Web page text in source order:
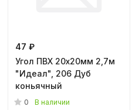
47 ₽
Угол ПВХ 20х20мм 2,7м
"Идеал", 206 Дуб
коньячный
0 В наличии